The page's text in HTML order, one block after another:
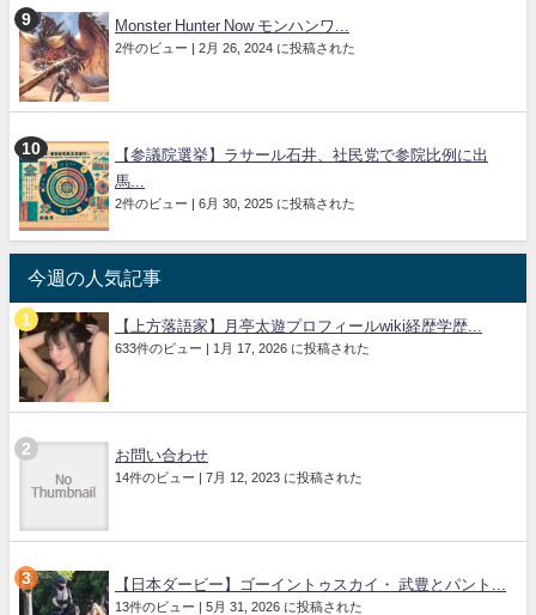
Monster Hunter Now モンハンワ...
2件のビュー | 2月 26, 2024 に投稿された
【参議院選挙】ラサール石井、社民党で参院比例に出
馬...
2件のビュー | 6月 30, 2025 に投稿された
今週の人気記事
【上方落語家】月亭太遊プロフィールwiki経歴学歴...
633件のビュー | 1月 17, 2026 に投稿された
お問い合わせ
14件のビュー | 7月 12, 2023 に投稿された
【日本ダービー】ゴーイントゥスカイ・ 武豊とパント...
13件のビュー | 5月 31, 2026 に投稿された